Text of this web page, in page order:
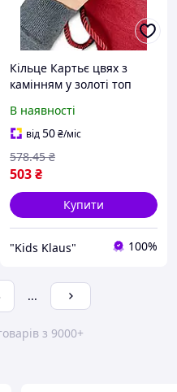
Кільце Картьє цвях з
камінням у золоті топ
В наявності
від50₴/міс
503₴
578.45 ₴
Купити
"Kids Klaus" 100%
...
з 9000+